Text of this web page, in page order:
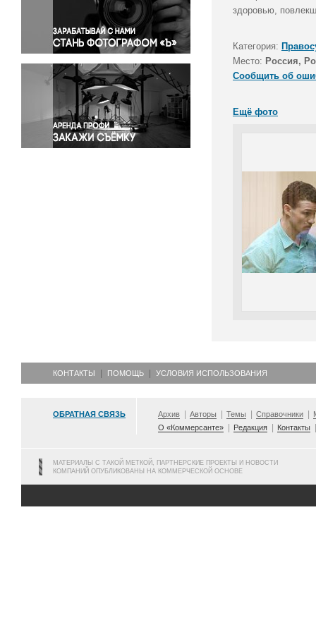
Правосудие
Происшествия и конфликты
Религия
Светская жизнь
Спорт
Экология
Экономика и бизнес
здоровью,
Категория:
Место: Россия,
Сообщить об
Ещё фото
КОНТАКТЫ ПОМОЩЬ УСЛОВИЯ ИСПОЛЬЗОВАНИЯ
ОБРАТНАЯ СВЯЗЬ Архив Авторы Темы Справочники
О «Коммерсанте»
Редакция Контакты
МАТЕРИАЛЫ С ТАКОЙ МЕТКОЙ, ПАРТНЕРСКИЕ ПРОЕКТЫ И НОВОСТИ
КОМПАНИЙ ОПУБЛИКОВАНЫ НА КОММЕРЧЕСКОЙ ОСНОВЕ